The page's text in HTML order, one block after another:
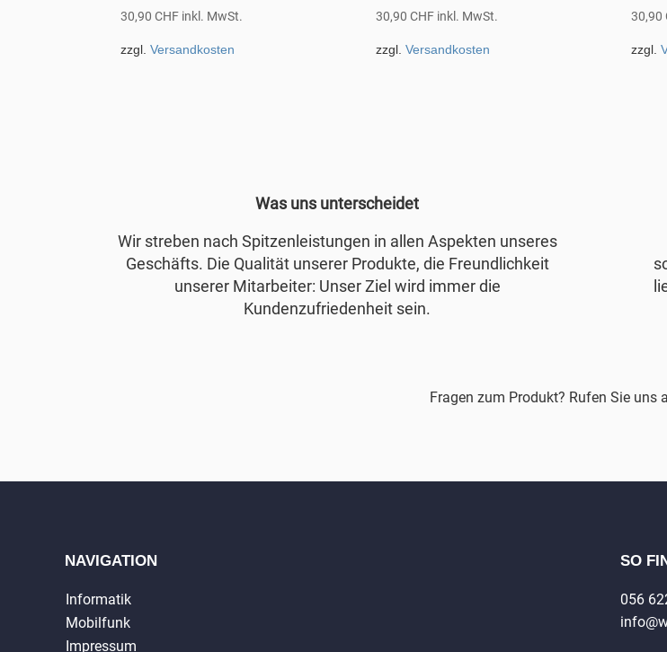
30,90CHF inkl. MwSt.
zzgl.Versandkosten
30,90 CHF inkl. MwSt.
zzgl. Versandkosten
30,90
zzgl.
Was uns unterscheidet
Wir streben nach Spitzenleistungen in allen Aspekten unseres
Geschäfts. Die Qualität unserer Produkte, die Freundlichkeit
unserer Mitarbeiter: Unser Ziel wird immer die
Kundenzufriedenheit sein.
Fragen zum Produkt? Rufen Sie uns
NAVIGATION
Informatik
Mobilfunk
Impressum
SO
056